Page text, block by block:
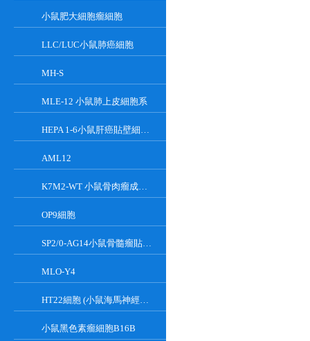
小鼠肥大細胞瘤細胞
LLC/LUC小鼠肺癌細胞
MH-S
MLE-12 小鼠肺上皮細胞系
HEPA 1-6小鼠肝癌貼壁細胞系
AML12
K7M2-WT 小鼠骨肉瘤成骨細胞系
OP9細胞
SP2/0-AG14小鼠骨髓瘤貼壁細胞系
MLO-Y4
HT22細胞 (小鼠海馬神經元細胞) (STR鑒定正確)
小鼠黑色素瘤細胞B16B